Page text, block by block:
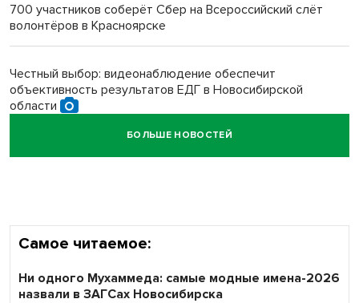
Обновлённое отделение ВТБ открылось в Искитиме
700 участников соберёт Сбер на Всероссийский слёт
волонтёров в Красноярске
Честный выбор: видеонаблюдение обеспечит
объективность результатов ЕДГ в Новосибирской
области
Кибертанки пошли в бой: «Ростелеком» объявляет
БОЛЬШЕ НОВОСТЕЙ
Самое читаемое:
Ни одного Мухаммеда: самые модные имена-2026
назвали в ЗАГСах Новосибирска